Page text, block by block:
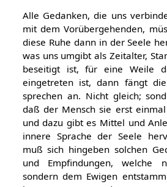
Alle Gedanken, die uns
mit dem Vorübergehenden,
diese Ruhe dann in der Seele
was uns umgibt als Zeitalter,
beseitigt ist, für eine Weile
eingetreten ist, dann fängt
sprechen an. Nicht gleich;
daß der Mensch sie erst
und dazu gibt es Mittel und
innere Sprache der Seele
muß sich hingeben solchen
und Empfindungen, welche
sondern dem Ewigen